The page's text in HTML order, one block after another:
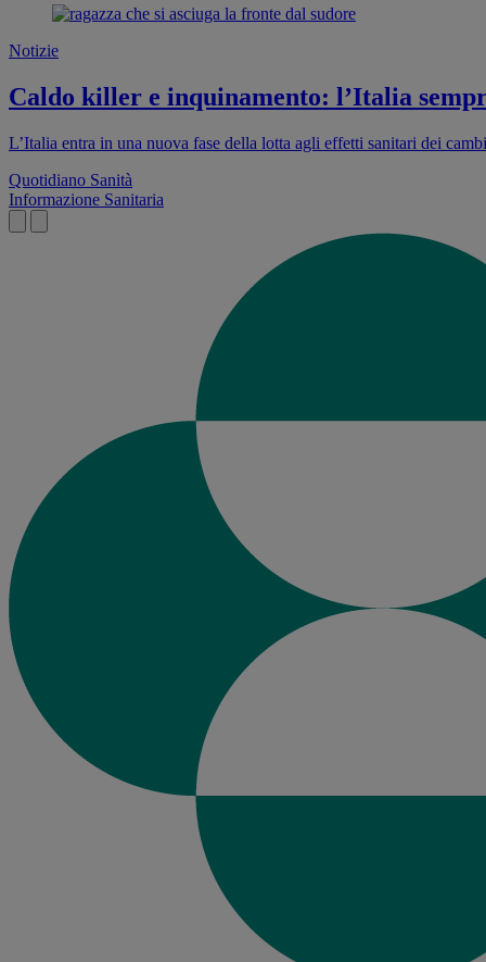
Notizie
Caldo killer e inquinamento: l’Italia
L’Italia entra in una nuova fase della lotta agli effetti sanitari dei
Quotidiano Sanità
Informazione Sanitaria